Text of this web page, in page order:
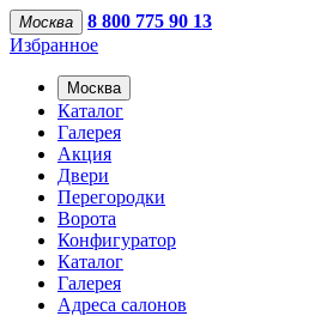
Москва
8 800 775 90 13
Избранное
Москва
Каталог
Галерея
Акция
Двери
Перегородки
Ворота
Конфигуратор
Каталог
Галерея
Адреса салонов